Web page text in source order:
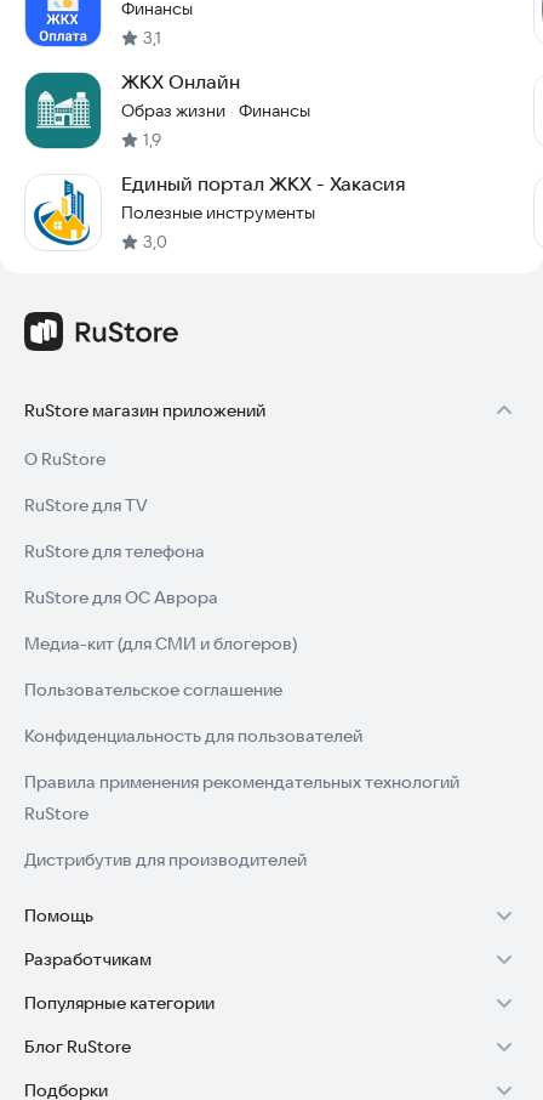
Финансы
3,1
ЖКХ Онлайн
Образ жизни · Финансы
1,9
Единый портал ЖКХ - Хакасия
Полезные инструменты
3,0
RuStore магазин приложений
О RuStore
RuStore для TV
RuStore для телефона
RuStore для ОС Аврора
Медиа-кит (для СМИ и блогеров)
Пользовательское соглашение
Конфиденциальность для пользователей
Правила применения рекомендательных технологий
RuStore
Дистрибутив для производителей
Помощь
Установка RuStore на TV
Установка RuStore на телефон
Установка RuStore в машину
Разработчикам
Зарабатывать с RuStore
Стать разработчиком
Популярные категории
Игры для Android
Блог RuStore
Обзоры игр для Android 2025
Подборки